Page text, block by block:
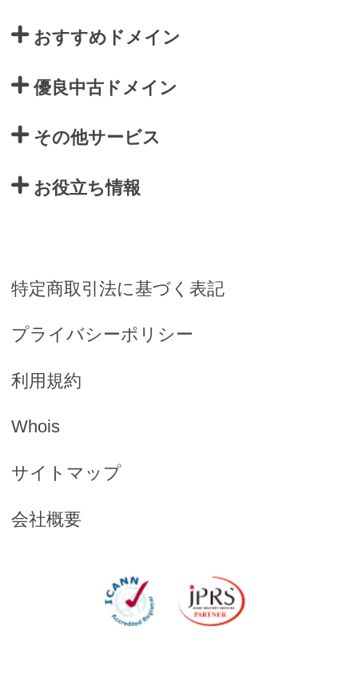
おすすめドメイン
優良中古ドメイン
その他サービス
お役立ち情報
特定商取引法に基づく表記
プライバシーポリシー
利用規約
Whois
サイトマップ
会社概要